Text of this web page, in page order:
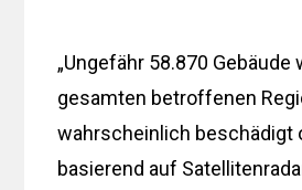
„Ungefähr 58.870 Gebäude
gesamten betroffenen
wahrscheinlich beschädigt
basierend auf